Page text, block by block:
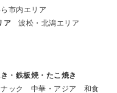
市内エリア
ア
波松・北潟エリア
・鉄板焼・たこ焼き
ック 中華・アジア
和食